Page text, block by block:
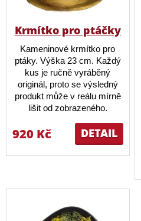
Krmítko pro ptáčky
Kameninové krmítko pro
ptáky. Výška 23 cm. Každý
kus je ručně vyráběný
originál, proto se výsledný
produkt může v reálu mírně
lišit od zobrazeného.
DETAIL
920 Kč